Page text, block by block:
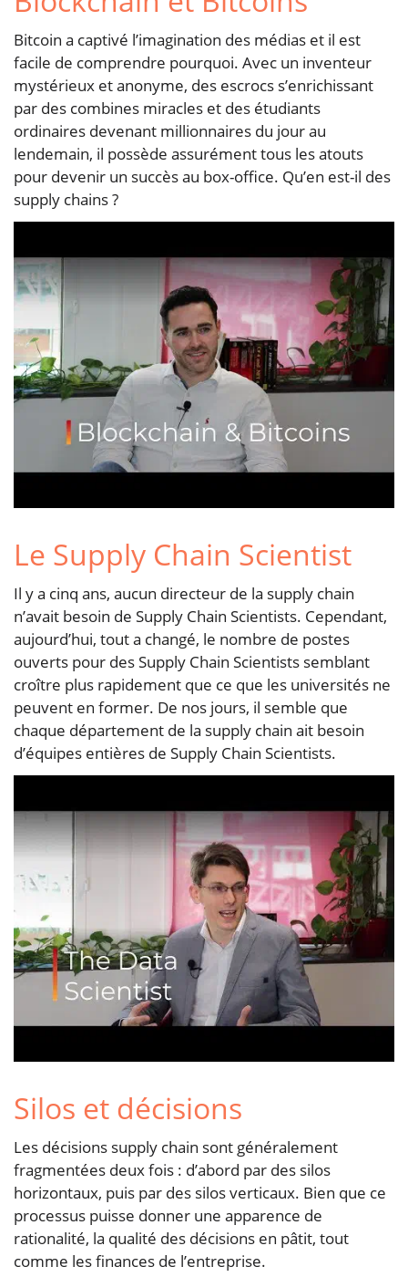
Bitcoin a captivé l’imagination des médias et il est
facile de comprendre pourquoi. Avec un inventeur
mystérieux et anonyme, des escrocs s’enrichissant
par des combines miracles et des étudiants
ordinaires devenant millionnaires du jour au
lendemain, il possède assurément tous les atouts
pour devenir un succès au box-office. Qu’en est-il des
supply chains ?
Le Supply Chain Scientist
Il y a cinq ans, aucun directeur de la supply chain
n’avait besoin de Supply Chain Scientists. Cependant,
aujourd’hui, tout a changé, le nombre de postes
ouverts pour des Supply Chain Scientists semblant
croître plus rapidement que ce que les universités ne
peuvent en former. De nos jours, il semble que
chaque département de la supply chain ait besoin
d’équipes entières de Supply Chain Scientists.
Silos et décisions
Les décisions supply chain sont généralement
fragmentées deux fois : d’abord par des silos
horizontaux, puis par des silos verticaux. Bien que ce
processus puisse donner une apparence de
rationalité, la qualité des décisions en pâtit, tout
comme les finances de l’entreprise.